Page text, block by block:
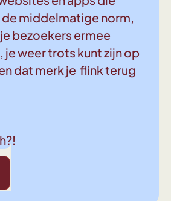
de middelmatige norm,
bezoekers ermee
weer trots kunt zijn op
dat merk je flink terug